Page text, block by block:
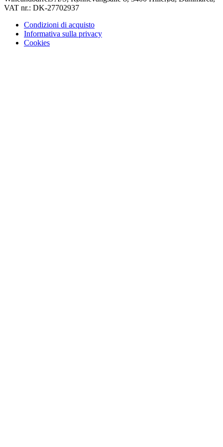
VAT nr.: DK-27702937
Condizioni di acquisto
Informativa sulla privacy
Cookies